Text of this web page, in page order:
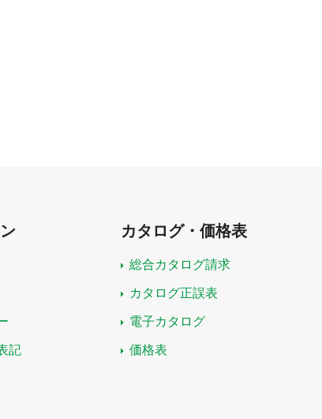
記
カタログ・価格表
総合カタログ請求
カタログ正誤表
電子カタログ
価格表